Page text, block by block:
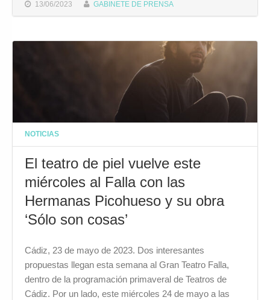
13/06/2023 GABINETE DE PRENSA
NOTICIAS
El teatro de piel vuelve este
miércoles al Falla con las
Hermanas Picohueso y su obra
‘Sólo son cosas’
Cádiz, 23 de mayo de 2023. Dos interesantes
propuestas llegan esta semana al Gran Teatro Falla,
dentro de la programación primaveral de Teatros de
Cádiz. Por un lado, este miércoles 24 de mayo a las